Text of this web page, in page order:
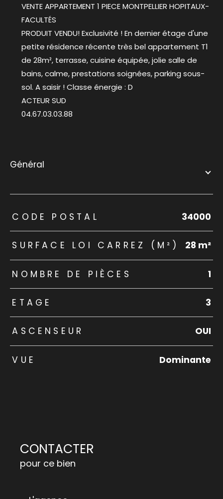
VENTE APPARTEMENT 1 PIECE MONTPELLIER HOPITAUX-
FACULTÉS
PRODUIT VENDU! Exclusivité ! En dernier étage d'une
petite résidence récente très bel appartement T1
de 28m², terrasse, cuisine équipée, jolie salle de
bains, calme, prestations soignées, parking sous-
sol. A saisir ! Classe énergie : D
ACTEUR SUD
04.67.03.03.88
général
TRAD_ZEPHYR_Caracteristique TRAD_ZEPHYR_Valeurs
CODE POSTAL 34000
SURFACE LOI CARREZ (M²) 28 m²
NOMBRE DE PIÈCES 1
ETAGE 3
ASCENSEUR OUI
VUE Dominante
CONTACTER
pour ce bien